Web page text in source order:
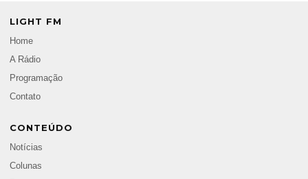
LIGHT FM
Home
A Rádio
Programação
Contato
CONTEÚDO
Notícias
Colunas